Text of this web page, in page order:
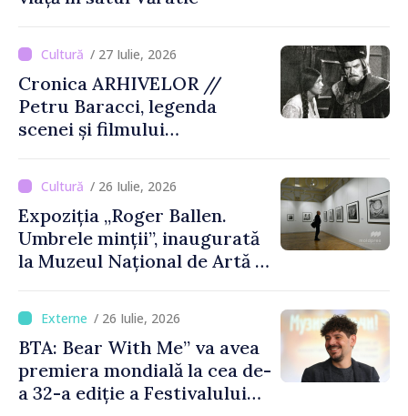
/ 27 Iulie, 2026
Cronica ARHIVELOR //
Petru Baracci, legenda
scenei și filmului
/ 26 Iulie, 2026
Expoziția „Roger Ballen.
Umbrele minții”, inaugurată
la Muzeul Național de Artă al
/ 26 Iulie, 2026
BTA: Bear With Me” va avea
premiera mondială la cea de-
a 32-a ediție a Festivalului